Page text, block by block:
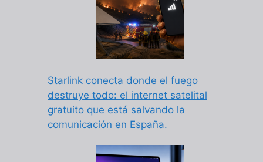
Starlink conecta donde el fuego
destruye todo: el internet satelital
gratuito que está salvando la
comunicación en España.